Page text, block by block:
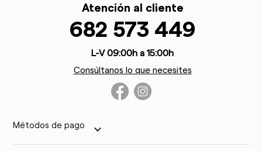
Atención al cliente
682 573 449
L-V 09:00h a 15:00h
Consúltanos lo que necesites
Métodos de pago keyboard_arrow_down